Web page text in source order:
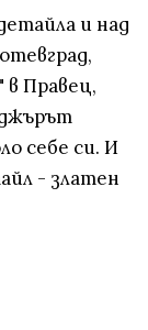
и над
Правец,
себе си. И
- златен